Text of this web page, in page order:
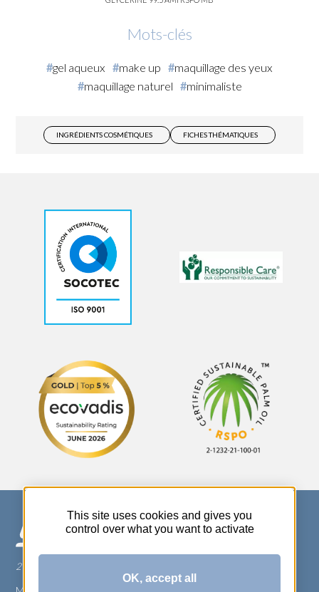
Mots-clés
gel aqueux make up
maquillage des yeux
maquillage naturel
minimaliste
INGRÉDIENTS COSMÉTIQUES FICHES THÉMATIQUES
270 Rue Thérèse Planiol - 37310 TAUXIGNY
This site uses cookies and gives you
control over what you want to activate
OK, accept all